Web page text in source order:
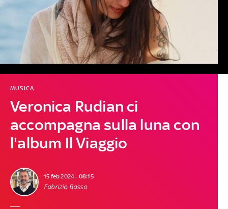
Veronica Rudian ci
accompagna sulla luna con
l'album Il Viaggio
MUSICA
15 feb 2024 - 08:15
Fabrizio Basso